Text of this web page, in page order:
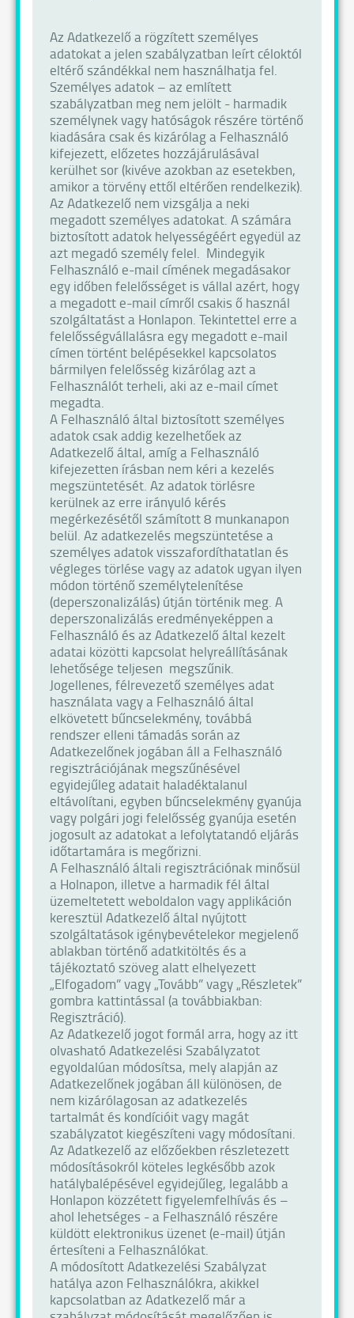
Az Adatkezelő a rögzített személyes
adatokat a jelen szabályzatban leírt céloktól
eltérő szándékkal nem használhatja fel.
Személyes adatok – az említett
szabályzatban meg nem jelölt - harmadik
személynek vagy hatóságok részére történő
kiadására csak és kizárólag a Felhasználó
kifejezett, előzetes hozzájárulásával
kerülhet sor (kivéve azokban az esetekben,
amikor a törvény ettől eltérően rendelkezik).
Az Adatkezelő nem vizsgálja a neki
megadott személyes adatokat. A számára
biztosított adatok helyességéért egyedül az
azt megadó személy felel. Mindegyik
Felhasználó e-mail címének megadásakor
egy időben felelősséget is vállal azért, hogy
a megadott e-mail címről csakis ő használ
szolgáltatást a Honlapon. Tekintettel erre a
felelősségvállalásra egy megadott e-mail
címen történt belépésekkel kapcsolatos
bármilyen felelősség kizárólag azt a
Felhasználót terheli, aki az e-mail címet
megadta.
A Felhasználó által biztosított személyes
adatok csak addig kezelhetőek az
Adatkezelő által, amíg a Felhasználó
kifejezetten írásban nem kéri a kezelés
megszüntetését. Az adatok törlésre
kerülnek az erre irányuló kérés
megérkezésétől számított 8 munkanapon
belül. Az adatkezelés megszüntetése a
személyes adatok visszafordíthatatlan és
végleges törlése vagy az adatok ugyan ilyen
módon történő személytelenítése
(deperszonalizálás) útján történik meg. A
deperszonalizálás eredményeképpen a
Felhasználó és az Adatkezelő által kezelt
adatai közötti kapcsolat helyreállításának
lehetősége teljesen megszűnik.
Jogellenes, félrevezető személyes adat
használata vagy a Felhasználó által
elkövetett bűncselekmény, továbbá
rendszer elleni támadás során az
Adatkezelőnek jogában áll a Felhasználó
regisztrációjának megszűnésével
egyidejűleg adatait haladéktalanul
eltávolítani, egyben bűncselekmény gyanúja
vagy polgári jogi felelősség gyanúja esetén
jogosult az adatokat a lefolytatandó eljárás
időtartamára is megőrizni.
A Felhasználó általi regisztrációnak minősül
a Holnapon, illetve a harmadik fél által
üzemeltetett weboldalon vagy applikáción
keresztül Adatkezelő által nyújtott
szolgáltatások igénybevételekor megjelenő
ablakban történő adatkitöltés és a
tájékoztató szöveg alatt elhelyezett
„Elfogadom” vagy „Tovább” vagy „Részletek”
gombra kattintással (a továbbiakban:
Regisztráció).
Az Adatkezelő jogot formál arra, hogy az itt
olvasható Adatkezelési Szabályzatot
egyoldalúan módosítsa, mely alapján az
Adatkezelőnek jogában áll különösen, de
nem kizárólagosan az adatkezelés
tartalmát és kondícióit vagy magát
szabályzatot kiegészíteni vagy módosítani.
Az Adatkezelő az előzőekben részletezett
módosításokról köteles legkésőbb azok
hatálybalépésével egyidejűleg, legalább a
Honlapon közzétett figyelemfelhívás és –
ahol lehetséges - a Felhasználó részére
küldött elektronikus üzenet (e-mail) útján
értesíteni a Felhasználókat.
A módosított Adatkezelési Szabályzat
hatálya azon Felhasználókra, akikkel
kapcsolatban az Adatkezelő már a